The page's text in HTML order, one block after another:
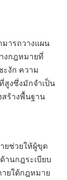
ารถวางแผน
งกฎหมายที่
ะงัก ความ
งซึ่งมักจำเป็น
ร้างพื้นฐาน
ยช่วยให้ผู้ขุด
นกฎระเบียบ
ายใต้กฎหมาย